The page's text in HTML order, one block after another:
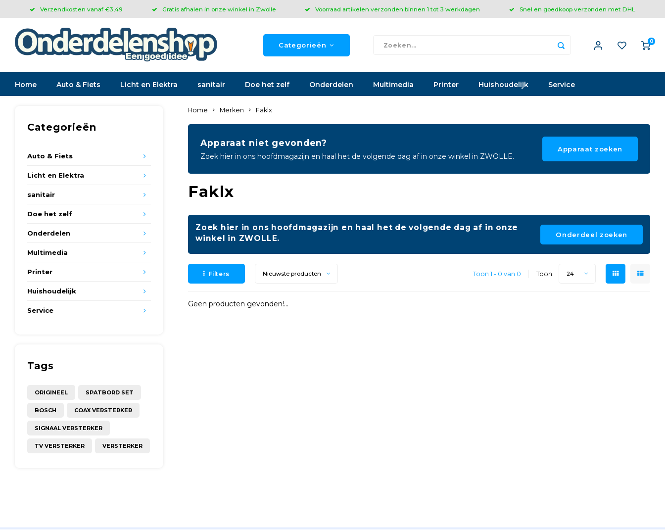
Verzendkosten vanaf €3,49 Gratis afhalen in onze winkel in Zwolle Voorraad artikelen verzonden binnen 1 tot 3 werkdagen Snel en goedkoop verzonden met DHL
Categorieën 0
Home Auto & Fiets Licht en Elektra sanitair Doe het zelf Onderdelen Multimedia Printer Huishoudelijk Service
Categorieën
Auto & Fiets
Licht en Elektra
sanitair
Doe het zelf
Onderdelen
Multimedia
Printer
Huishoudelijk
Service
Tags
ORIGINEEL SPATBORD SET
BOSCH COAX VERSTERKER
SIGNAAL VERSTERKER
TV VERSTERKER VERSTERKER
Home Merken Faklx
Apparaat niet gevonden?
Zoek hier in ons hoofdmagazijn en haal het de volgende dag af in onze winkel in ZWOLLE.
Apparaat zoeken
Faklx
Zoek hier in ons hoofdmagazijn en haal het de volgende dag af in onze
winkel in ZWOLLE.
Onderdeel zoeken
Filters Nieuwste producten Toon 1 - 0 van 0 Toon: 24
Geen producten gevonden!...